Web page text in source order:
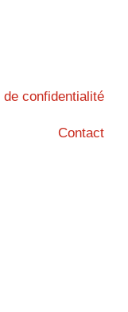
de confidentialité
Contact